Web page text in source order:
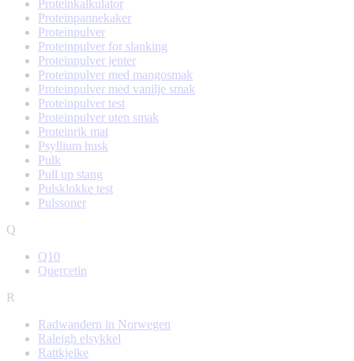
Proteinkalkulator
Proteinpannekaker
Proteinpulver
Proteinpulver for slanking
Proteinpulver jenter
Proteinpulver med mangosmak
Proteinpulver med vanilje smak
Proteinpulver test
Proteinpulver uten smak
Proteinrik mat
Psyllium husk
Pulk
Pull up stang
Pulsklokke test
Pulssoner
Q
Q10
Quercetin
R
Radwandern in Norwegen
Raleigh elsykkel
Rattkjelke